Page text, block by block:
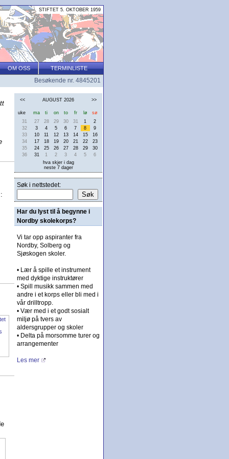
STIFTET 5. OKTOBER 1959
OM OSS TERMINLISTE
Besøkende nr. 4845201
<< AUGUST 2026 >>
uke ma ti on to fr lø
sø
31
27 28 29 30 31 1
2
32
3 4 5 6 7 8
9
33
10 11 12 13 14 15
16
34
17 18 19 20 21 22
23
35
24 25 26 27 28 29
30
36
31 1 2 3 4 5
6
hva skjer i dag
neste 7 dager
Søk i nettstedet:
Har du lyst til å begynne i
Nordby skolekorps?
Vi tar opp aspiranter fra
Nordby, Solberg og
Sjøskogen skoler.
• Lær å spille et instrument
med dyktige instruktører
• Spill musikk sammen med
andre i et korps eller bli med i
vår drilltropp.
• Vær med i et godt sosialt
miljø på tvers av
aldersgrupper og skoler
• Delta på morsomme turer og
arrangementer
Les mer